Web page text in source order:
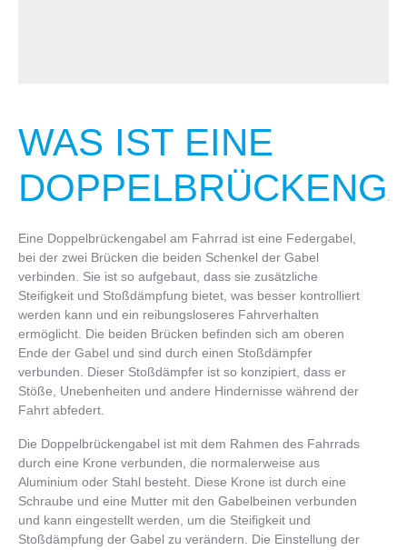
WAS IST EINE
Eine Doppelbrückengabel am Fahrrad ist eine Federgabel,
bei der zwei Brücken die beiden Schenkel der Gabel
verbinden. Sie ist so aufgebaut, dass sie zusätzliche
Steifigkeit und Stoßdämpfung bietet, was besser kontrolliert
werden kann und ein reibungsloseres Fahrverhalten
ermöglicht. Die beiden Brücken befinden sich am oberen
Ende der Gabel und sind durch einen Stoßdämpfer
verbunden. Dieser Stoßdämpfer ist so konzipiert, dass er
Stöße, Unebenheiten und andere Hindernisse während der
Fahrt abfedert.
Die Doppelbrückengabel ist mit dem Rahmen des Fahrrads
durch eine Krone verbunden, die normalerweise aus
Aluminium oder Stahl besteht. Diese Krone ist durch eine
Schraube und eine Mutter mit den Gabelbeinen verbunden
und kann eingestellt werden, um die Steifigkeit und
Stoßdämpfung der Gabel zu verändern. Die Einstellung der